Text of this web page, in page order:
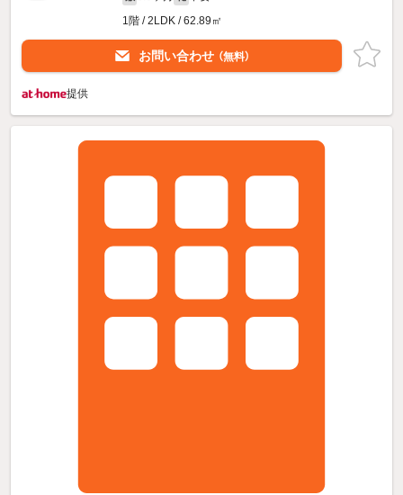
1階 / 2LDK / 62.89㎡
お問い合わせ （無料）
提供